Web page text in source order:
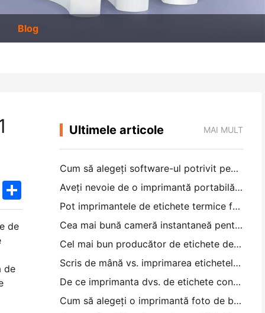
Blog
TwitterShare
de
de
Ultimele articole MAI MULT
Cum să alegeți software-ul potrivit pentru restaurantul dvs. mic sau mediu
Aveți nevoie de o imprimantă portabilă A4 pentru facturile de depozit? Ce funcționează de fapt
Pot imprimantele de etichete termice face etichete impermeabile pentru produsele de afaceri mici?
Cea mai bună cameră instantaneă pentru începătorii care nu vor să irosească hârtia
Cel mai bun producător de etichete de culoare pentru jurnal și scrapbooking: adăugați mai multe culori la fiecare pagină
Scris de mână vs. imprimarea etichetelor de transport: sfaturi pentru întreprinderile mici în 2026
De ce imprimanta dvs. de etichete continuă să blocheze?
Cum să alegeți o imprimantă foto de buzunar: un ghid complet pentru utilizatorii de jurnal, călătorii și iPhone